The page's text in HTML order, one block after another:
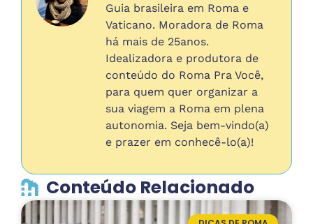
Guia brasileira em Roma e
Vaticano. Moradora de Roma
há mais de 25anos.
Idealizadora e produtora de
conteúdo do Roma Pra Você,
para quem quer organizar a
sua viagem a Roma em plena
autonomia. Seja bem-vindo(a)
e prazer em conhecê-lo(a)!
Conteúdo Relacionado